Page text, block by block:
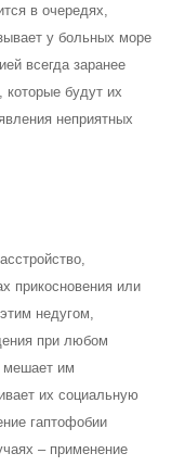
в очередях,
у больных море
всегда заранее
которые будут их
неприятных
прикосновения или
недугом,
при любом
мешает им
их социальную
гаптофобии
– применение